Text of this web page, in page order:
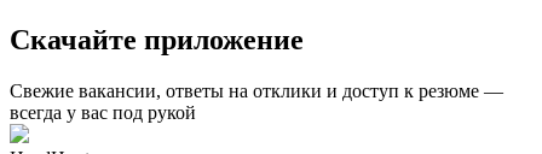
Скачайте приложение
Свежие вакансии, ответы на отклики и доступ к резюме —
всегда у вас под рукой